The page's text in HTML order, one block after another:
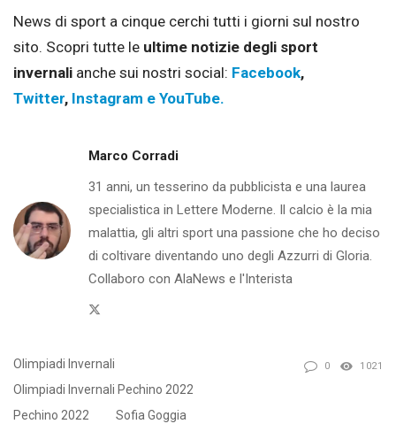
News di sport a cinque cerchi tutti i giorni sul nostro
sito. Scopri tutte le ultime notizie degli sport
invernali anche sui nostri social: Facebook,
Twitter, Instagram e YouTube.
Marco Corradi
31 anni, un tesserino da pubblicista e una laurea
specialistica in Lettere Moderne. Il calcio è la mia
malattia, gli altri sport una passione che ho deciso
di coltivare diventando uno degli Azzurri di Gloria.
Collaboro con AlaNews e l'Interista
Olimpiadi Invernali
Olimpiadi Invernali Pechino 2022
Pechino 2022
Sofia Goggia
0 1021